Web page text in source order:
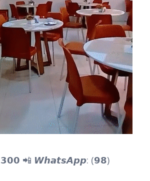
📲 𝙒𝙝𝙖𝙩𝙨𝘼𝙥𝙥: (𝟵𝟴)